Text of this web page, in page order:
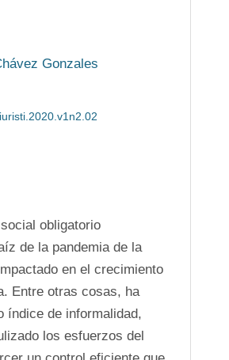
Gonzales
obligatorio
de la pandemia de la
en el crecimiento
Entre otras cosas, ha
índice de informalidad,
los esfuerzos del